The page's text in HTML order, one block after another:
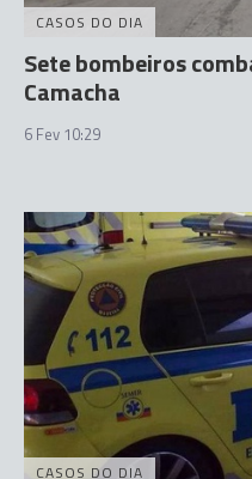
CASOS DO DIA
Sete bombeiros
Camacha
6 Fev 10:29
CASOS DO DIA